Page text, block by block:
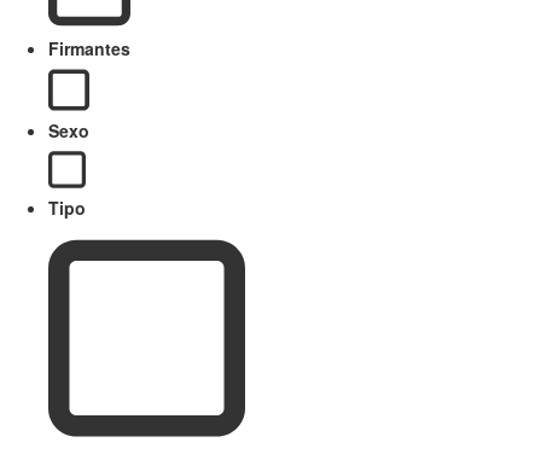
Firmantes
Sexo
Tipo